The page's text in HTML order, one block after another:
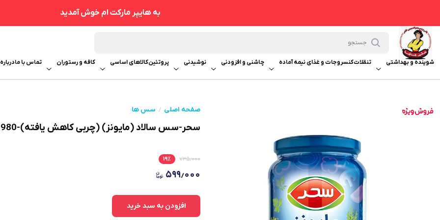
به هایپر مارکت ام خوش آمدید
شوینده و بهداشتی تنقلاتکنسروجات و غذای نیمه آماده چاشنی و افزودنی نوشیدنی پروتئینکالاهای اساسی کافه و رستوران تماس با ما
صفحه اصلی سس ها
سحر-سس سالاد (مایونز) (چربی کاهش یافته)-980 گرمی
۷۳۵٫۰۰۰ ۱۹٪
۵۹۹٫۰۰۰
افزودن به سبد خرید